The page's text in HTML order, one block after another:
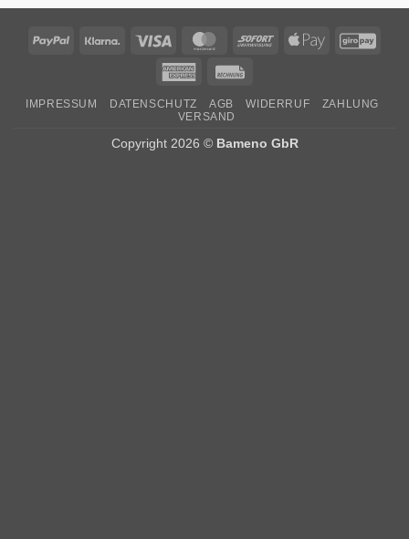
PayPal Klarna Visa MasterCardSofort
Apple
American
IMPRESSUM DATENSCHUTZ AGB WIDERRUF
ZAHLUNG
VERSAND
Copyright 2026 © Bameno GbR